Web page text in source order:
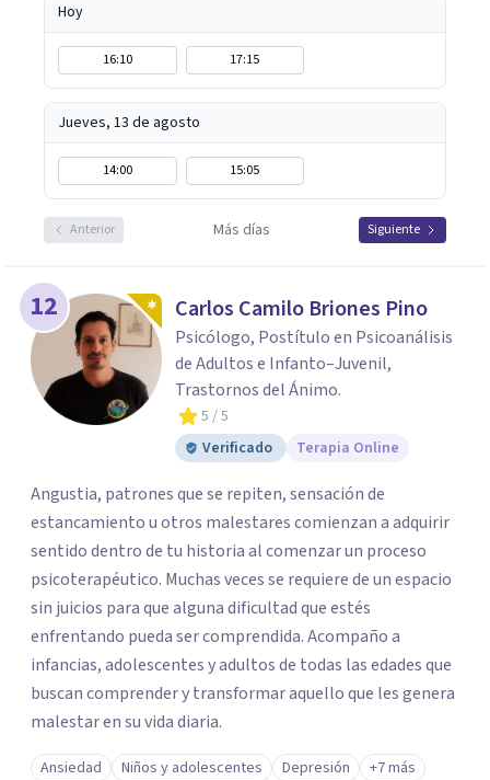
Hoy
16:10 17:15
Jueves, 13 de agosto
14:00 15:05
Anterior Más días Siguiente
12 Carlos Camilo Briones Pino
Psicólogo, Postítulo en Psicoanálisis
de Adultos e Infanto–Juvenil,
Trastornos del Ánimo.
5 / 5
Verificado
Terapia Online
Angustia, patrones que se repiten, sensación de
estancamiento u otros malestares comienzan a adquirir
sentido dentro de tu historia al comenzar un proceso
psicoterapéutico. Muchas veces se requiere de un espacio
sin juicios para que alguna dificultad que estés
enfrentando pueda ser comprendida. Acompaño a
infancias, adolescentes y adultos de todas las edades que
buscan comprender y transformar aquello que les genera
malestar en su vida diaria.
Ansiedad Niños y adolescentes Depresión +7 más